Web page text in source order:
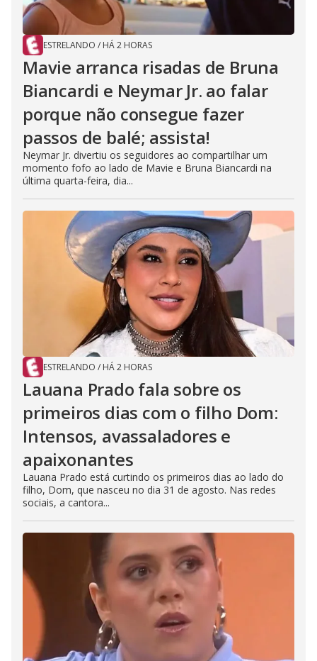
ESTRELANDO / HÁ 2 HORAS
Mavie arranca risadas de Bruna
Biancardi e Neymar Jr. ao falar
porque não consegue fazer
passos de balé; assista!
Neymar Jr. divertiu os seguidores ao compartilhar um
momento fofo ao lado de Mavie e Bruna Biancardi na
última quarta-feira, dia...
ESTRELANDO / HÁ 2 HORAS
Lauana Prado fala sobre os
primeiros dias com o filho Dom:
Intensos, avassaladores e
apaixonantes
Lauana Prado está curtindo os primeiros dias ao lado do
filho, Dom, que nasceu no dia 31 de agosto. Nas redes
sociais, a cantora...